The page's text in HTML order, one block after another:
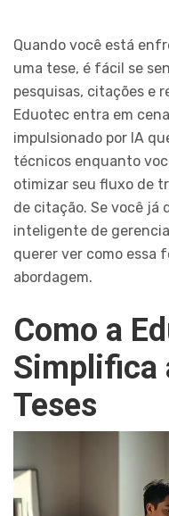
Quando você está
uma tese, é fácil se
pesquisas, citações e
Eduotec entra em
impulsionado por IA
técnicos enquanto
otimizar seu fluxo de
de citação. Se você já
inteligente de
querer ver como essa
abordagem.
Como a
Simplifica
Teses